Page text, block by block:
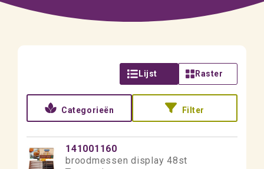
Lijst Raster
Categorieën Filter
141001160
broodmessen display 48st